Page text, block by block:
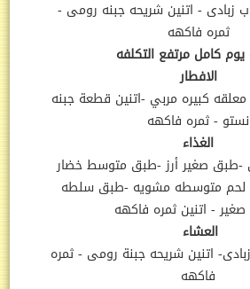
زبادى - اتنين شريحه جبنه رومى -
ثمره فاكهه
كامل مرتفع التكلفه
الافطار
معلقه كبيره مربي -اتنين قطعة جبنه
نستو - ثمره فاكهه
الغذاء
طبق صغير أرز -طبق متوسط خضار
متوسطه مشويه -طبق سلطه
- اتنين ثمره فاكهه
العشاء
اتنين شريحه جبنة رومى - ثمره
فاكهه